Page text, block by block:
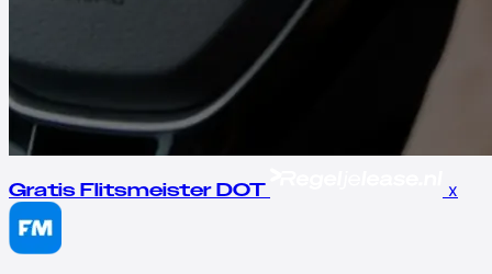
Gratis Flitsmeister DOT x